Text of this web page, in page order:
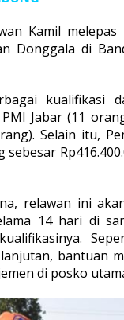
Kamil
Donggala di
kualifikasi
Jabar (11
Selain itu,
relawan ini
14 hari di
bantuan
di posko